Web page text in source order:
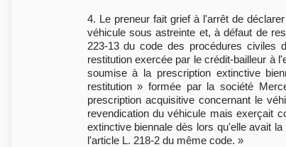
4. Le preneur fait grief à l'arrêt de
véhicule sous astreinte et, à défaut de
223-13 du code des procédures civiles
restitution exercée par le crédit-bailleur à
soumise à la prescription extinctive
restitution » formée par la société
prescription acquisitive concernant le
revendication du véhicule mais exerçait
extinctive biennale dès lors qu'elle avait
l'article L. 218-2 du même code. »